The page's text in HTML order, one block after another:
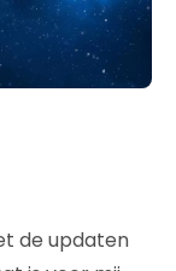
de updaten